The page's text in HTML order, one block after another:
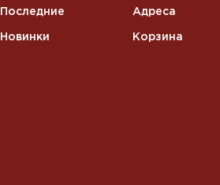
Последние
Новинки
Адреса
Корзина